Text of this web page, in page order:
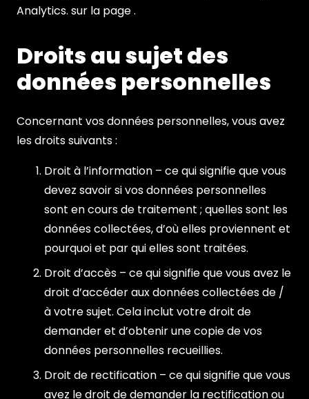
Analytics. sur la page .
Droits au sujet des
données personnelles
Concernant vos données personnelles, vous avez
les droits suivants :
Droit à l’information – ce qui signifie que vous
devez savoir si vos données personnelles
sont en cours de traitement ; quelles sont les
données collectées, d’où elles proviennent et
pourquoi et par qui elles sont traitées.
Droit d’accès – ce qui signifie que vous avez le
droit d’accéder aux données collectées de /
à votre sujet. Cela inclut votre droit de
demander et d’obtenir une copie de vos
données personnelles recueillies.
Droit de rectification – ce qui signifie que vous
avez le droit de demander la rectification ou